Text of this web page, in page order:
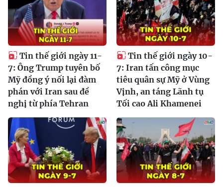
Tin thế giới ngày 11-
7: Ông Trump tuyên bố
Mỹ đồng ý nối lại đàm
phán với Iran sau đề
nghị từ phía Tehran
Tin thế giới ngày 10-
7: Iran tấn công mục
tiêu quân sự Mỹ ở Vùng
Vịnh, an táng Lãnh tụ
Tối cao Ali Khamenei